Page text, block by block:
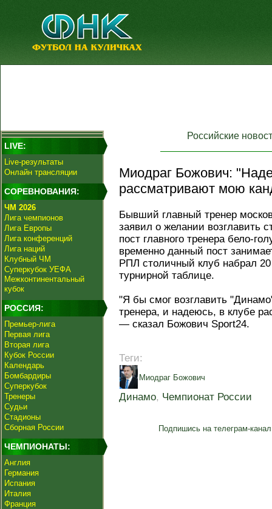
LIVE:
Live-результаты
Онлайн трансляции
СОРЕВНОВАНИЯ:
ЧМ 2026
Лига чемпионов
Лига Европы
Лига конференций
Лига наций
Клубный ЧМ
Суперкубок УЕФА
Межконтинентальный
кубок
РОССИЯ:
Премьер-лига
Первая лига
Вторая лига
Кубок России
Календарь
Бомбардиры
Суперкубок
Тренеры
Судьи
Стадионы
Сборная России
ЧЕМПИОНАТЫ:
Англия
Германия
Испания
Италия
Франция
Российские
Миодраг Божович:
рассматривают мою
Бывший главный тренер
заявил о желании возглавить
пост главного тренера бело-
временно данный пост
РПЛ столичный клуб набрал
турнирной таблице.
"Я бы смог возглавить
тренера, и надеюсь, в клубе
— сказал Божович Sport24.
Теги:
Миодраг Божович
Динамо, Чемпионат России
Подпишись на телеграм-